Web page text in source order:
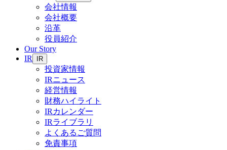
会社情報
会社概要
沿革
役員紹介
Our Story
IR
IR
投資家情報
IRニュース
経営情報
財務ハイライト
IRカレンダー
IRライブラリ
よくあるご質問
免責事項